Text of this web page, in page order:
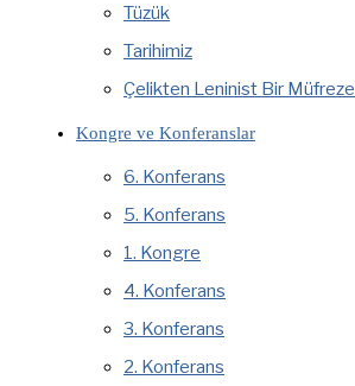
Tüzük
Tarihimiz
Çelikten Leninist Bir Müfreze
Kongre ve Konferanslar
6. Konferans
5. Konferans
1. Kongre
4. Konferans
3. Konferans
2. Konferans